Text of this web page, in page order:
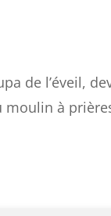
de l’éveil,
à